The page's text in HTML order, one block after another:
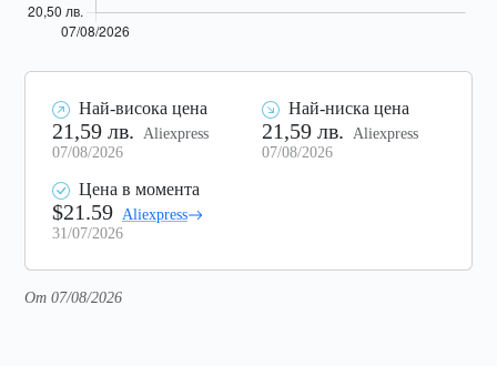
Най-висока цена
21,59 лв.
Aliexpress
07/08/2026
Най-ниска цена
21,59 лв.
Aliexpress
07/08/2026
Цена в момента
$21.59 Aliexpress
31/07/2026
От 07/08/2026